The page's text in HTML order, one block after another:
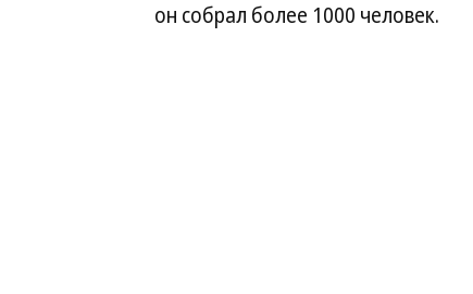
он собрал более 1000 человек.